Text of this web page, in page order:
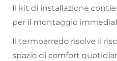
Il kit di installazione
per il montaggio
Il termoarredo risolve il
spazio di comfort